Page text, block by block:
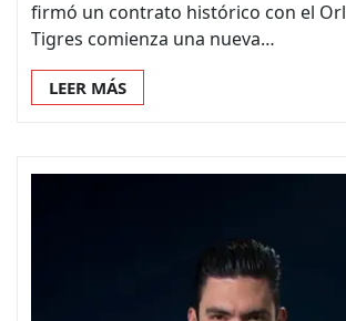
firmó un contrato histórico con el
Tigres comienza una nueva…
LEER MÁS